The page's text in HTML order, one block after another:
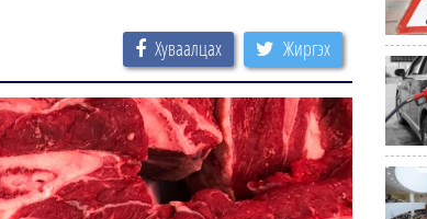
Хуваалцах Жиргэх